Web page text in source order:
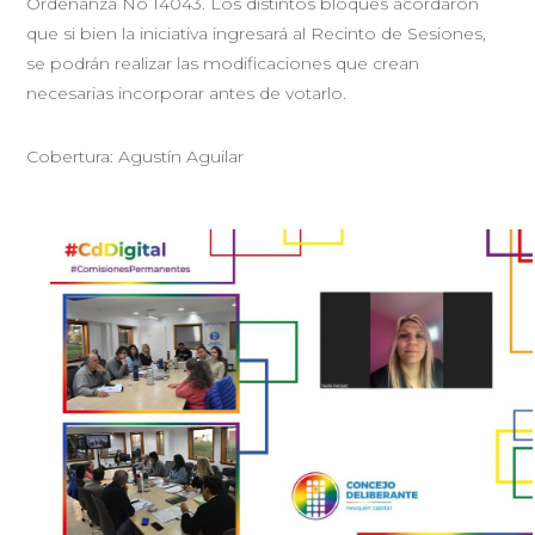
que si bien la iniciativa ingresará al Recinto de Sesiones,
se podrán realizar las modificaciones que crean
necesarias incorporar antes de votarlo.
Cobertura: Agustín Aguilar